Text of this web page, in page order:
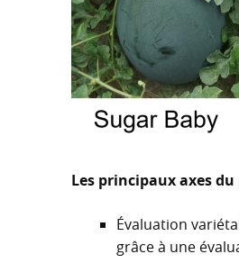
Les principaux axes
Évaluation
grâce à une